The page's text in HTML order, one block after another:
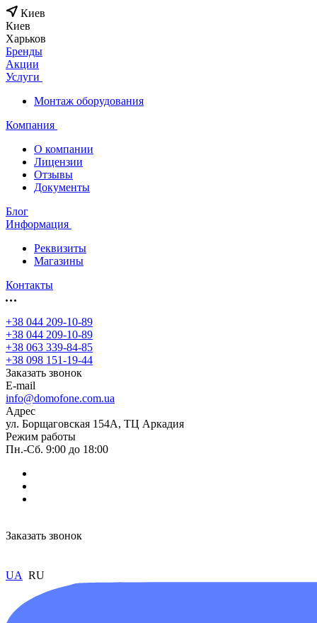
Киев
Киев
Харьков
Бренды
Акции
Услуги
Монтаж оборудования
Компания
О компании
Лицензии
Отзывы
Документы
Блог
Информация
Реквизиты
Магазины
Контакты
+38 044 209-10-89
+38 044 209-10-89
+38 063 339-84-85
+38 098 151-19-44
Заказать звонок
E-mail
info@domofone.com.ua
Адрес
ул. Борщаговская 154А, ТЦ Аркадия
Режим работы
Пн.-Сб. 9:00 до 18:00
Заказать звонок
UA RU